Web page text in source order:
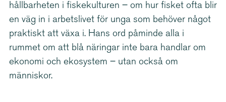
hållbarheten i fiskekulturen – om hur fisket ofta blir
en väg in i arbetslivet för unga som behöver något
praktiskt att växa i. Hans ord påminde alla i
rummet om att blå näringar inte bara handlar om
ekonomi och ekosystem – utan också om
människor.